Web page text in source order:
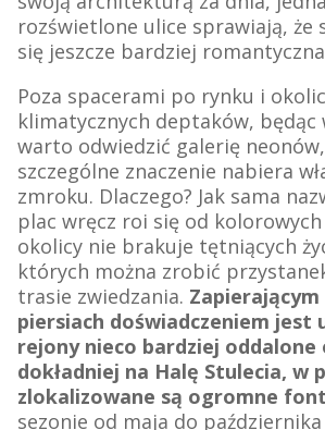
rozświetlone ulice sprawiają, że
się jeszcze bardziej
Poza spacerami po rynku i
klimatycznych deptaków, będąc
warto odwiedzić galerię
szczególne znaczenie nabiera
zmroku. Dlaczego? Jak sama
plac wręcz roi się od
okolicy nie brakuje tętniących
których można zrobić
trasie zwiedzania. Zapierającym
piersiach doświadczeniem jest
rejony nieco bardziej oddalone
dokładniej na Halę Stulecia, w
zlokalizowane są ogromne
sezonie od maja do października